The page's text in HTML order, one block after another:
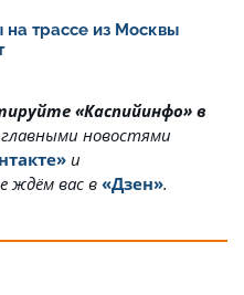
на трассе из Москвы
«Каспийинфо» в
главными новостями
и
ждём вас в«Дзен».